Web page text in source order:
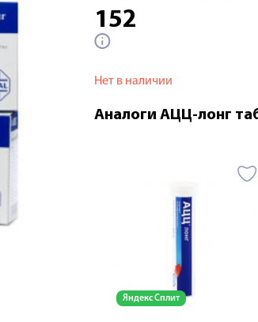
152
Нет в наличии
Аналоги АЦЦ-лонг
Яндекс Сплит